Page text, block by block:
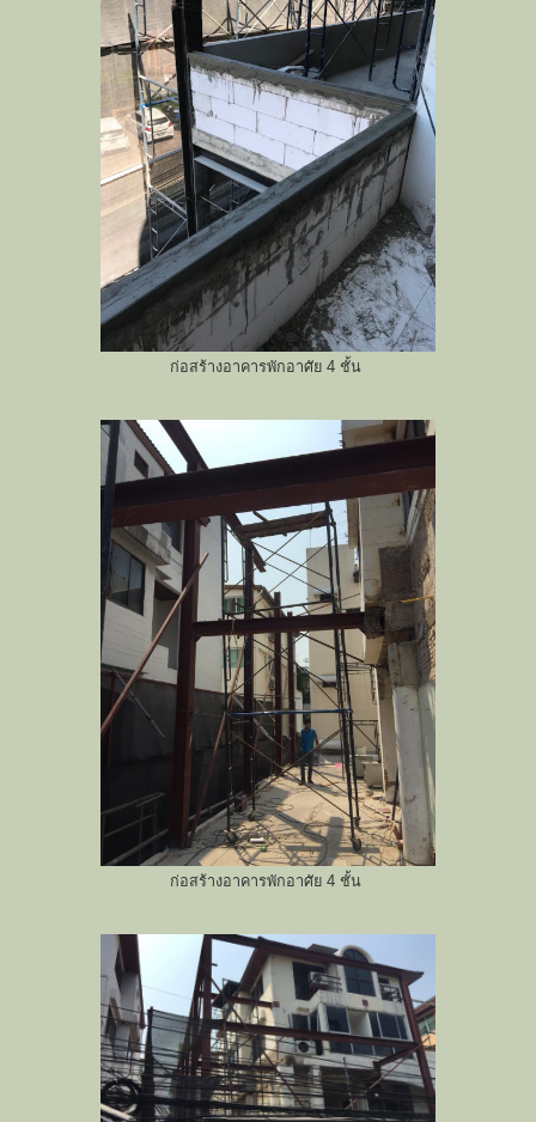
ก่อสร้างอาคารพักอาศัย 4 ชั้น
ก่อสร้างอาคารพักอาศัย 4 ชั้น